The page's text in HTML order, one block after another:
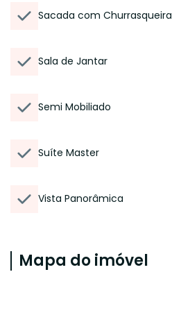
Sacada com Churrasqueira
Sala de Jantar
Semi Mobiliado
Suíte Master
Vista Panorâmica
Mapa do imóvel